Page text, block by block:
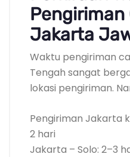
Pengiriman
Jakarta
Waktu pengiriman
Tengah sangat
lokasi pengiriman.
Pengiriman Jakarta
2 hari
Jakarta – Solo: 2–3